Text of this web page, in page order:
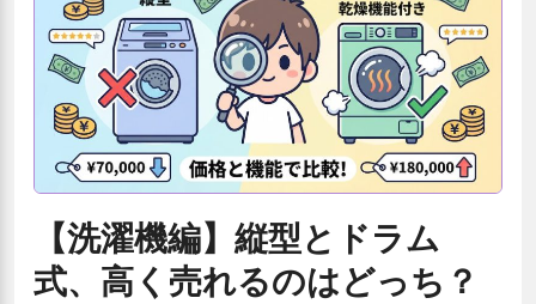
【洗濯機編】縦型とドラム
式、高く売れるのはどっち？